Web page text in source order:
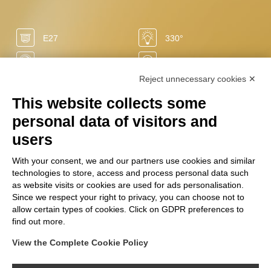
E27 330°
0 sec
50/60 Hz 1800 K
220/240 V 4 W
Ra +80 NA
SUIVEZ-NOUS SUR
Reject unnecessary cookies ✕
This website collects some
personal data of visitors and
users
With your consent, we and our partners use cookies and similar
technologies to store, access and process personal data such
as website visits or cookies are used for ads personalisation.
Since we respect your right to privacy, you can choose not to
allow certain types of cookies. Click on GDPR preferences to
find out more.
View the Complete Cookie Policy